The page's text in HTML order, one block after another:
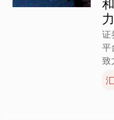
证
平
致